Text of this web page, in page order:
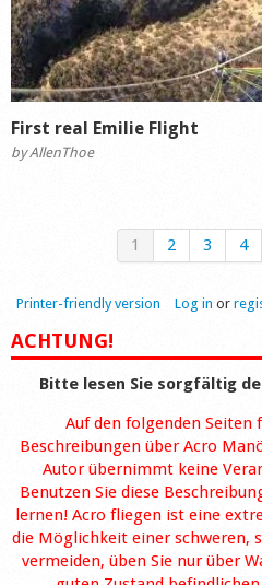
First real Emilie Flight
byAllenThoe
1 2 3 4
Printer-friendly version Log in or
ACHTUNG!
Bitte lesen Sie sorgfältig
Auf den folgenden Seiten
Beschreibungen über Acro
Autor übernimmt keine
Benutzen Sie diese
lernen! Acro fliegen ist eine
die Möglichkeit einer schweren,
vermeiden, üben Sie nur über